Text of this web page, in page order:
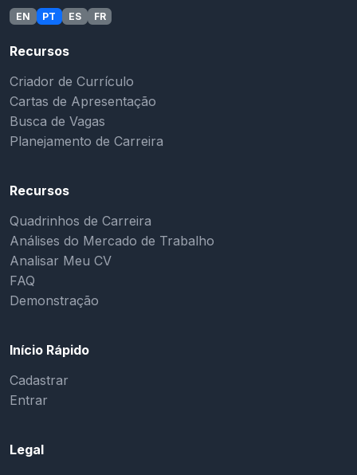
EN PT ES FR
Recursos
Criador de Currículo
Cartas de Apresentação
Busca de Vagas
Planejamento de Carreira
Recursos
Quadrinhos de Carreira
Análises do Mercado de Trabalho
Analisar Meu CV
FAQ
Demonstração
Início Rápido
Cadastrar
Entrar
Legal